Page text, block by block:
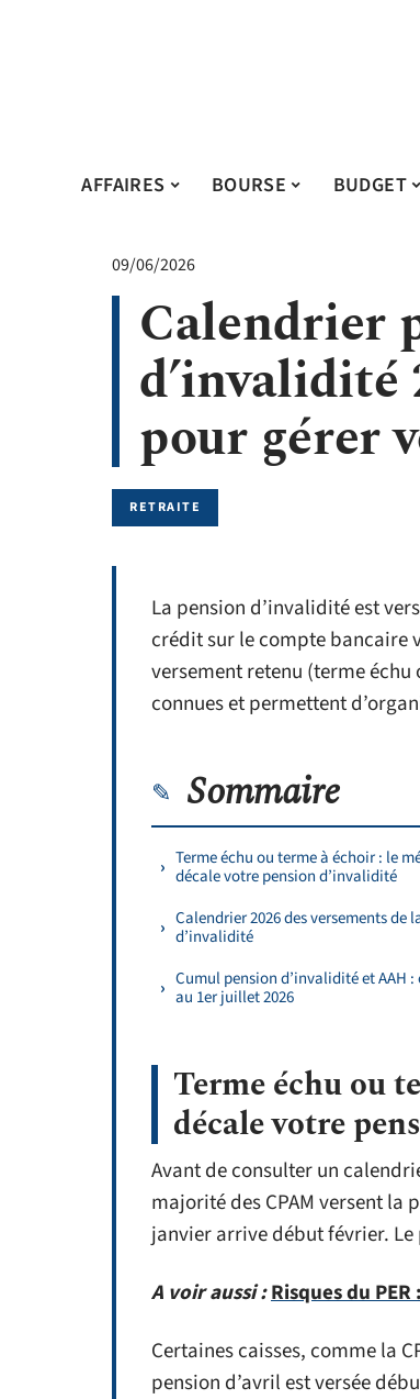
AFFAIRES BOURSE BUDGET
09/06/2026
Calendrier
d’invalidité
pour gérer
RETRAITE
La pension d’invalidité est
crédit sur le compte bancaire
versement retenu (terme
connues et permettent
Sommaire
Terme échu ou terme à échoir : le
décale votre pension d’invalidité
Calendrier 2026 des versements de
d’invalidité
Cumul pension d’invalidité et AAH
au 1er juillet 2026
Terme échu ou
décale votre
Avant de consulter un
majorité des CPAM versent la
janvier arrive début février.
A voir aussi :Risques du
Certaines caisses, comme la
pension d’avril est versée